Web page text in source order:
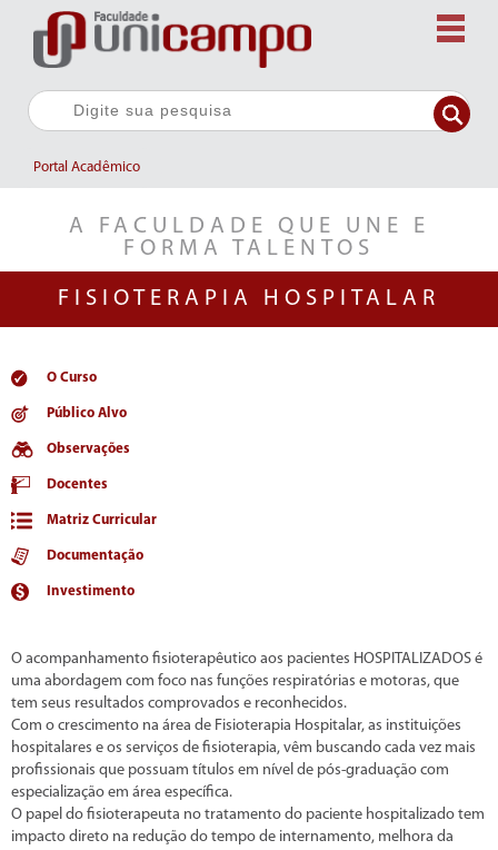
Portal Acadêmico
A FACULDADE QUE UNE E
FORMA TALENTOS
FISIOTERAPIA HOSPITALAR
O Curso
Público Alvo
Observações
Docentes
Matriz Curricular
Documentação
Investimento
O acompanhamento fisioterapêutico aos pacientes HOSPITALIZADOS é
uma abordagem com foco nas funções respiratórias e motoras, que
tem seus resultados comprovados e reconhecidos.
Com o crescimento na área de Fisioterapia Hospitalar, as instituições
hospitalares e os serviços de fisioterapia, vêm buscando cada vez mais
profissionais que possuam títulos em nível de pós-graduação com
especialização em área específica.
O papel do fisioterapeuta no tratamento do paciente hospitalizado tem
impacto direto na redução do tempo de internamento, melhora da